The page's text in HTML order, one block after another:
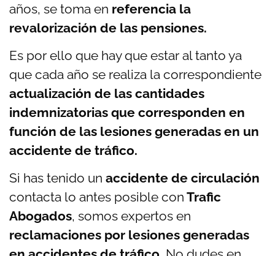
años, se toma en referencia la
revalorización de las pensiones.
Es por ello que hay que estar al tanto ya
que cada año se realiza la correspondiente
actualización de las cantidades
indemnizatorias que corresponden en
función de las lesiones generadas en un
accidente de tráfico.
Si has tenido un accidente de circulación
contacta lo antes posible con Trafic
Abogados, somos expertos en
reclamaciones por lesiones generadas